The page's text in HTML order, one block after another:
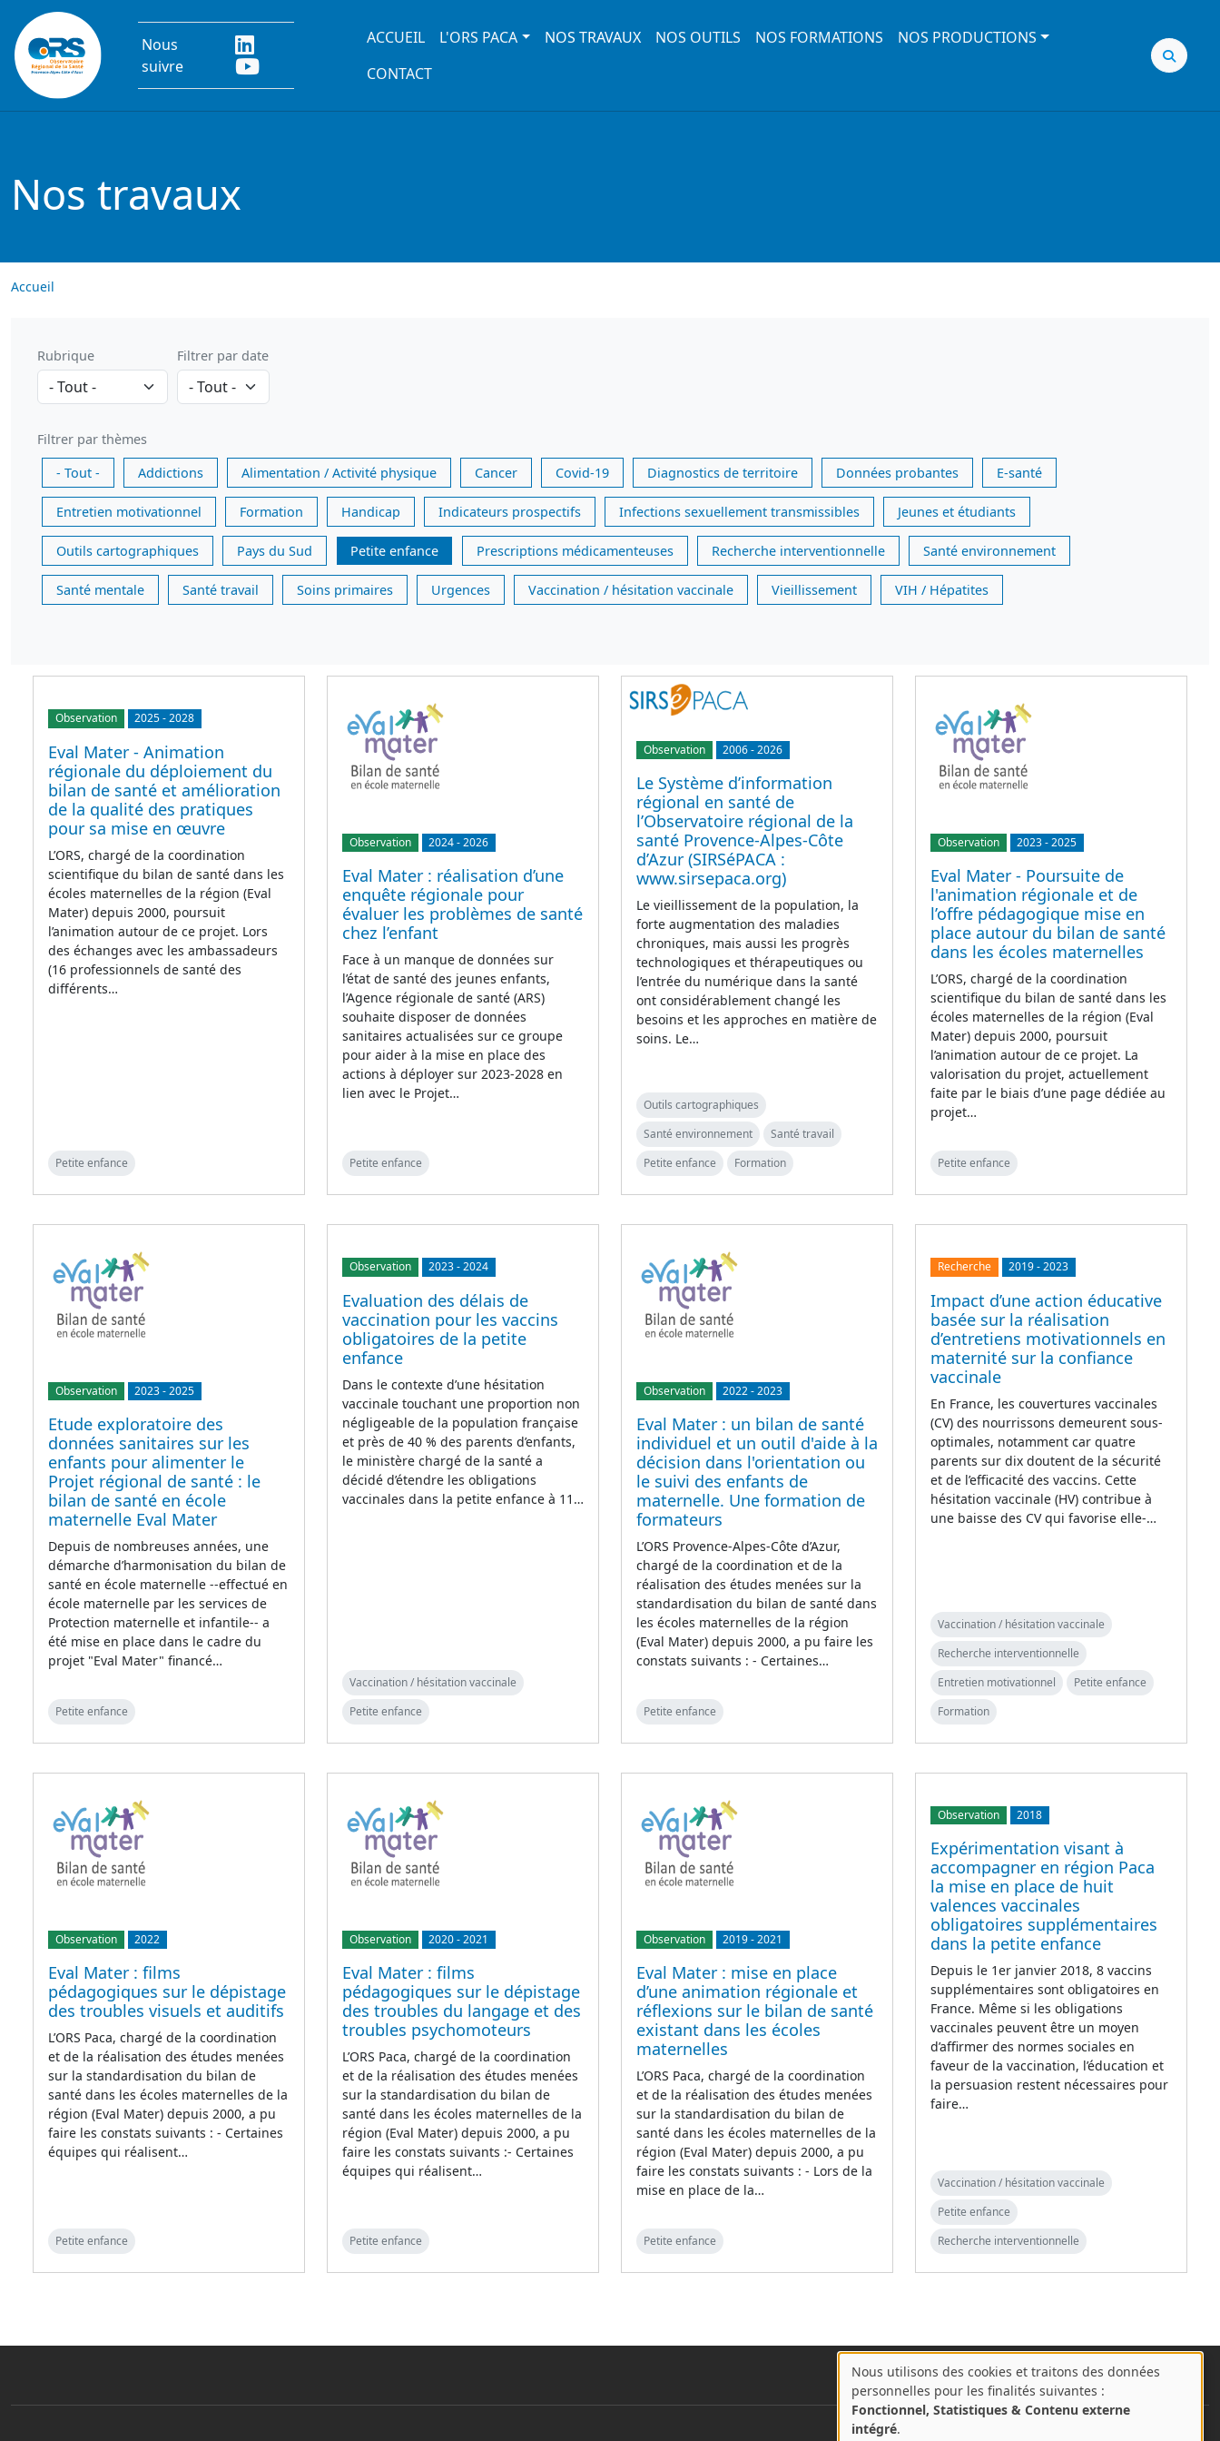
Aller au contenu principal
Nous
suivre
Main navigation
ACCUEIL L'ORS PACA NOS TRAVAUX NOS OUTILS NOS FORMATIONS
NOS PRODUCTIONS
CONTACT
Nos travaux
Accueil
Rubrique Filtrer par date
Filtrer par thèmes
- Tout -
Addictions Alimentation / Activité physique Cancer Covid-19 Diagnostics de territoire Données probantes E-santé
Entretien motivationnel Formation Handicap Indicateurs prospectifs Infections sexuellement transmissibles Jeunes et étudiants
Outils cartographiques Pays du Sud Petite enfance Prescriptions médicamenteuses Recherche interventionnelle Santé environnement
Santé mentale Santé travail Soins primaires Urgences Vaccination / hésitation vaccinale Vieillissement VIH / Hépatites
Observation 2025-2028
Eval Mater - Animation
régionale du déploiement du
bilan de santé et amélioration
de la qualité des pratiques
pour sa mise en œuvre
L’ORS, chargé de la coordination
scientifique du bilan de santé dans les
écoles maternelles de la région (Eval
Mater) depuis 2000, poursuit
l’animation autour de ce projet. Lors
des échanges avec les ambassadeurs
(16 professionnels de santé des
différents…
Petite enfance
Observation 2024-2026
Eval Mater : réalisation d’une
enquête régionale pour
évaluer les problèmes de santé
chez l’enfant
Face à un manque de données sur
l’état de santé des jeunes enfants,
l’Agence régionale de santé (ARS)
souhaite disposer de données
sanitaires actualisées sur ce groupe
pour aider à la mise en place des
actions à déployer sur 2023-2028 en
lien avec le Projet…
Petite enfance
Observation 2006-2026
Le Système d’information
régional en santé de
l’Observatoire régional de la
santé Provence-Alpes-Côte
d’Azur (SIRSéPACA :
www.sirsepaca.org)
Le vieillissement de la population, la
forte augmentation des maladies
chroniques, mais aussi les progrès
technologiques et thérapeutiques ou
l’entrée du numérique dans la santé
ont considérablement changé les
besoins et les approches en matière de
soins. Le…
Outils cartographiques
Santé environnement
Santé travail
Petite enfance
Formation
Observation 2023-2025
Eval Mater - Poursuite de
l'animation régionale et de
l’offre pédagogique mise en
place autour du bilan de santé
dans les écoles maternelles
L’ORS, chargé de la coordination
scientifique du bilan de santé dans les
écoles maternelles de la région (Eval
Mater) depuis 2000, poursuit
l’animation autour de ce projet. La
valorisation du projet, actuellement
faite par le biais d’une page dédiée au
projet…
Petite enfance
Observation 2023-2025
Etude exploratoire des
données sanitaires sur les
enfants pour alimenter le
Projet régional de santé : le
bilan de santé en école
maternelle Eval Mater
Depuis de nombreuses années, une
démarche d’harmonisation du bilan de
santé en école maternelle --effectué en
école maternelle par les services de
Protection maternelle et infantile-- a
été mise en place dans le cadre du
projet "Eval Mater" financé…
Petite enfance
Observation 2023-2024
Evaluation des délais de
vaccination pour les vaccins
obligatoires de la petite
enfance
Dans le contexte d’une hésitation
vaccinale touchant une proportion non
négligeable de la population française
et près de 40 % des parents d’enfants,
le ministère chargé de la santé a
décidé d’étendre les obligations
vaccinales dans la petite enfance à 11…
Vaccination / hésitation vaccinale
Petite enfance
Observation 2022-2023
Eval Mater : un bilan de santé
individuel et un outil d'aide à la
décision dans l'orientation ou
le suivi des enfants de
maternelle. Une formation de
formateurs
L’ORS Provence-Alpes-Côte d’Azur,
chargé de la coordination et de la
réalisation des études menées sur la
standardisation du bilan de santé dans
les écoles maternelles de la région
(Eval Mater) depuis 2000, a pu faire les
constats suivants : - Certaines…
Petite enfance
Recherche 2019-2023
Impact d’une action éducative
basée sur la réalisation
d’entretiens motivationnels en
maternité sur la confiance
vaccinale
En France, les couvertures vaccinales
(CV) des nourrissons demeurent sous-
optimales, notamment car quatre
parents sur dix doutent de la sécurité
et de l’efficacité des vaccins. Cette
hésitation vaccinale (HV) contribue à
une baisse des CV qui favorise elle-…
Vaccination / hésitation vaccinale
Recherche interventionnelle
Entretien motivationnel
Petite enfance
Formation
Observation 2022
Eval Mater : films
pédagogiques sur le dépistage
des troubles visuels et auditifs
L’ORS Paca, chargé de la coordination
et de la réalisation des études menées
sur la standardisation du bilan de
santé dans les écoles maternelles de la
région (Eval Mater) depuis 2000, a pu
faire les constats suivants : - Certaines
équipes qui réalisent…
Petite enfance
Observation 2020-2021
Eval Mater : films
pédagogiques sur le dépistage
des troubles du langage et des
troubles psychomoteurs
L’ORS Paca, chargé de la coordination
et de la réalisation des études menées
sur la standardisation du bilan de
santé dans les écoles maternelles de la
région (Eval Mater) depuis 2000, a pu
faire les constats suivants :- Certaines
équipes qui réalisent…
Petite enfance
Observation 2019-2021
Eval Mater : mise en place
d’une animation régionale et
réflexions sur le bilan de santé
existant dans les écoles
maternelles
L’ORS Paca, chargé de la coordination
et de la réalisation des études menées
sur la standardisation du bilan de
santé dans les écoles maternelles de la
région (Eval Mater) depuis 2000, a pu
faire les constats suivants : - Lors de la
mise en place de la…
Petite enfance
Observation 2018
Expérimentation visant à
accompagner en région Paca
la mise en place de huit
valences vaccinales
obligatoires supplémentaires
dans la petite enfance
Depuis le 1er janvier 2018, 8 vaccins
supplémentaires sont obligatoires en
France. Même si les obligations
vaccinales peuvent être un moyen
d’affirmer des normes sociales en
faveur de la vaccination, l’éducation et
la persuasion restent nécessaires pour
faire…
Vaccination / hésitation vaccinale
Petite enfance
Recherche interventionnelle
A
propos
des
Nous utilisons des cookies et traitons des données
personnelles pour les finalités suivantes :
Fonctionnel, Statistiques & Contenu externe
intégré.